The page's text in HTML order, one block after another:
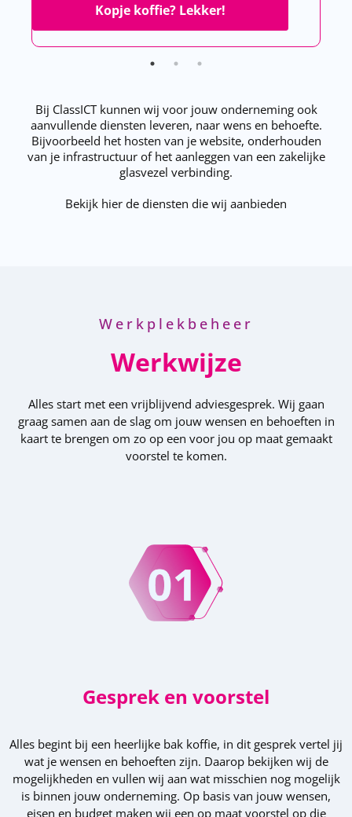
Kopje koffie? Lekker!
Bij ClassICT kunnen wij voor jouw onderneming ook
aanvullende diensten leveren, naar wens en behoefte.
Bijvoorbeeld het hosten van je website, onderhouden
van je infrastructuur of het aanleggen van een zakelijke
glasvezel verbinding.
Bekijk hier de diensten die wij aanbieden
Werkplekbeheer
Werkwijze
Alles start met een vrijblijvend adviesgesprek. Wij gaan
graag samen aan de slag om jouw wensen en behoeften in
kaart te brengen om zo op een voor jou op maat gemaakt
voorstel te komen.
Gesprek en voorstel
Alles begint bij een heerlijke bak koffie, in dit gesprek vertel jij
wat je wensen en behoeften zijn. Daarop bekijken wij de
mogelijkheden en vullen wij aan wat misschien nog mogelijk
is binnen jouw onderneming. Op basis van jouw wensen,
eisen en budget maken wij een op maat voorstel op die